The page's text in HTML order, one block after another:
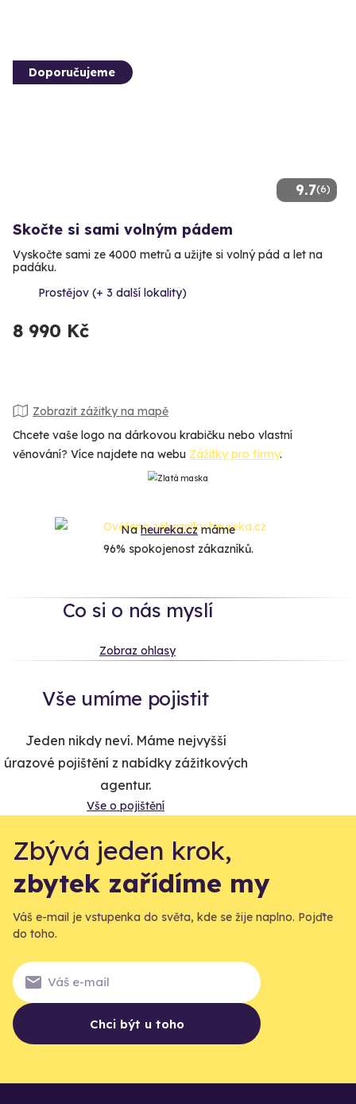
9.7(6)
Doporučujeme
Skočte si sami volným pádem
Vyskočte sami ze 4000 metrů a užijte si volný pád a let na
padáku.
Prostějov (+ 3 další lokality)
8 990 Kč
Zobrazit zážitky na mapě
Chcete vaše logo na dárkovou krabičku nebo vlastní
věnování? Více najdete na webu Zážitky pro firmy.
Naheureka.czmáme
96% spokojenost zákazníků.
Co si o nás myslí
Zobraz ohlasy
Vše umíme pojistit
Jeden nikdy neví. Máme nejvyšší
úrazové pojištění z nabídky zážitkových
agentur.
Vše o pojištění
Zbývá jeden krok,
zbytek zařídíme my
Váš e-mail je vstupenka do světa, kde se žije naplno. Pojďte
do toho.
Chci být u toho